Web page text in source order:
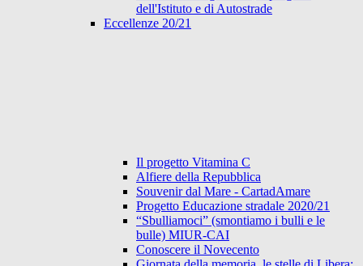
dell'Istituto e di Autostrade
Eccellenze 20/21
Il progetto Vitamina C
Alfiere della Repubblica
Souvenir dal Mare - CartadAmare
Progetto Educazione stradale 2020/21
“Sbulliamoci” (smontiamo i bulli e le
bulle) MIUR-CAI
Conoscere il Novecento